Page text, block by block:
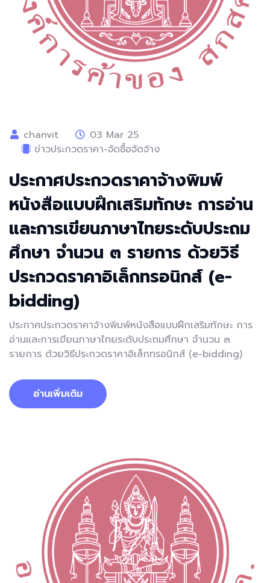
chanvit
03 Mar 25
ข่าวประกวดราคา-จัดซื้อจัดจ้าง
ประกาศประกวดราคาจ้างพิมพ์
หนังสือแบบฝึกเสริมทักษะ การอ่าน
และการเขียนภาษาไทยระดับประถม
ศึกษา จำนวน ๓ รายการ ด้วยวิธี
ประกวดราคาอิเล็กทรอนิกส์ (e-
bidding)
ประกาศประกวดราคาจ้างพิมพ์หนังสือแบบฝึกเสริมทักษะ การ
อ่านและการเขียนภาษาไทยระดับประถมศึกษา จำนวน ๓
รายการ ด้วยวิธีประกวดราคาอิเล็กทรอนิกส์ (e-bidding)
อ่านเพิ่มเติม